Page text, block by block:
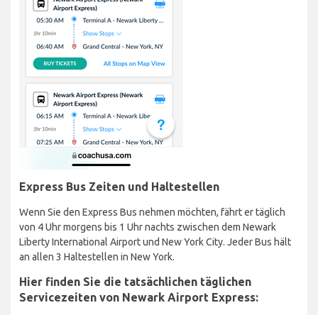
Express Bus Zeiten und Haltestellen
Wenn Sie den Express Bus nehmen möchten, fährt er täglich
von 4 Uhr morgens bis 1 Uhr nachts zwischen dem Newark
Liberty International Airport und New York City. Jeder Bus hält
an allen 3 Haltestellen in New York.
Hier finden Sie die tatsächlichen täglichen
Servicezeiten von Newark Airport Express: